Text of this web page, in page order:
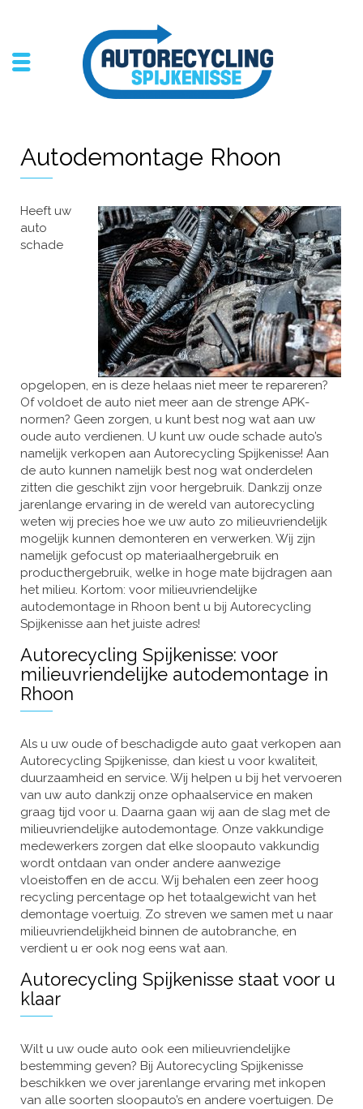
Autodemontage Rhoon
Heeft uw
auto
schade
opgelopen, en is deze helaas niet meer te repareren?
Of voldoet de auto niet meer aan de strenge APK-
normen? Geen zorgen, u kunt best nog wat aan uw
oude auto verdienen. U kunt uw oude schade auto’s
namelijk verkopen aan Autorecycling Spijkenisse! Aan
de auto kunnen namelijk best nog wat onderdelen
zitten die geschikt zijn voor hergebruik. Dankzij onze
jarenlange ervaring in de wereld van autorecycling
weten wij precies hoe we uw auto zo milieuvriendelijk
mogelijk kunnen demonteren en verwerken. Wij zijn
namelijk gefocust op materiaalhergebruik en
producthergebruik, welke in hoge mate bijdragen aan
het milieu. Kortom: voor milieuvriendelijke
autodemontage in Rhoon bent u bij Autorecycling
Spijkenisse aan het juiste adres!
Autorecycling Spijkenisse: voor
milieuvriendelijke autodemontage in
Rhoon
Als u uw oude of beschadigde auto gaat verkopen aan
Autorecycling Spijkenisse, dan kiest u voor kwaliteit,
duurzaamheid en service. Wij helpen u bij het vervoeren
van uw auto dankzij onze ophaalservice en maken
graag tijd voor u. Daarna gaan wij aan de slag met de
milieuvriendelijke autodemontage. Onze vakkundige
medewerkers zorgen dat elke sloopauto vakkundig
wordt ontdaan van onder andere aanwezige
vloeistoffen en de accu. Wij behalen een zeer hoog
recycling percentage op het totaalgewicht van het
demontage voertuig. Zo streven we samen met u naar
milieuvriendelijkheid binnen de autobranche, en
verdient u er ook nog eens wat aan.
Autorecycling Spijkenisse staat voor u
klaar
Wilt u uw oude auto ook een milieuvriendelijke
bestemming geven? Bij Autorecycling Spijkenisse
beschikken we over jarenlange ervaring met inkopen
van alle soorten sloopauto’s en andere voertuigen. De